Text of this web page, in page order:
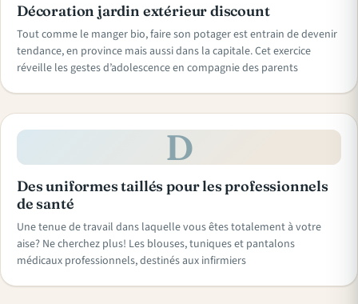
Décoration jardin extérieur discount
Tout comme le manger bio, faire son potager est entrain de devenir
tendance, en province mais aussi dans la capitale. Cet exercice
réveille les gestes d’adolescence en compagnie des parents
D
Des uniformes taillés pour les professionnels
de santé
Une tenue de travail dans laquelle vous êtes totalement à votre
aise? Ne cherchez plus! Les blouses, tuniques et pantalons
médicaux professionnels, destinés aux infirmiers